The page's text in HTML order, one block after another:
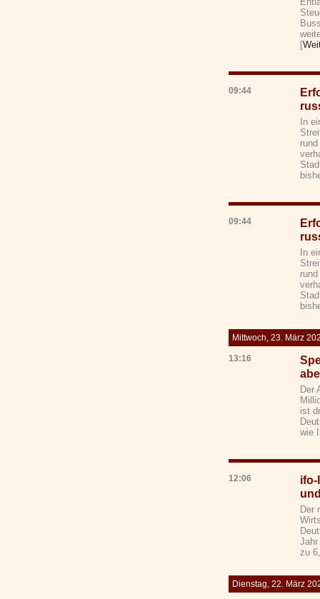
[
09:44
In
09:44
In
Mittwoch, 23. März
13:16
Der
ist
wie
12:06
ifo-
Der
zu
Dienstag, 22. März